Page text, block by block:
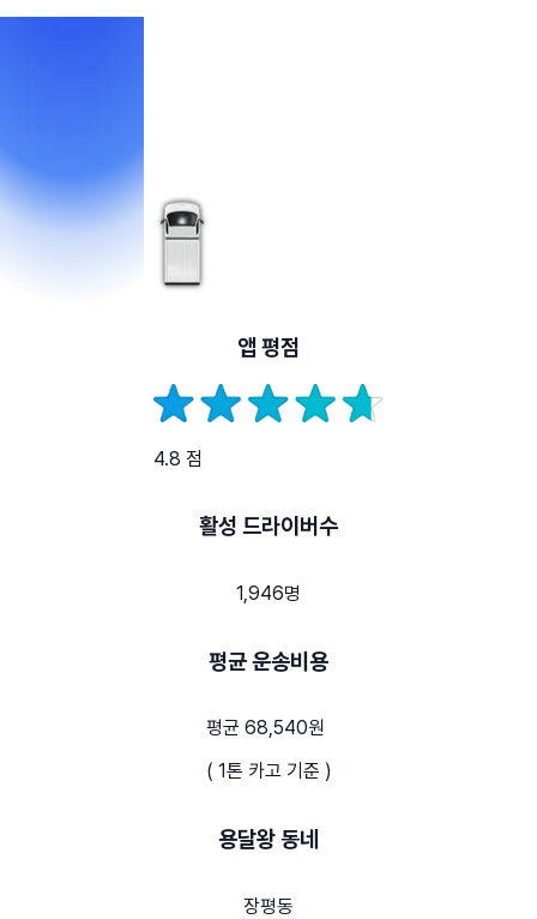
앱 평점
4.8 점
활성 드라이버수
1,946명
평균 운송비용
평균 68,540원
( 1톤 카고 기준 )
용달왕 동네
장평동